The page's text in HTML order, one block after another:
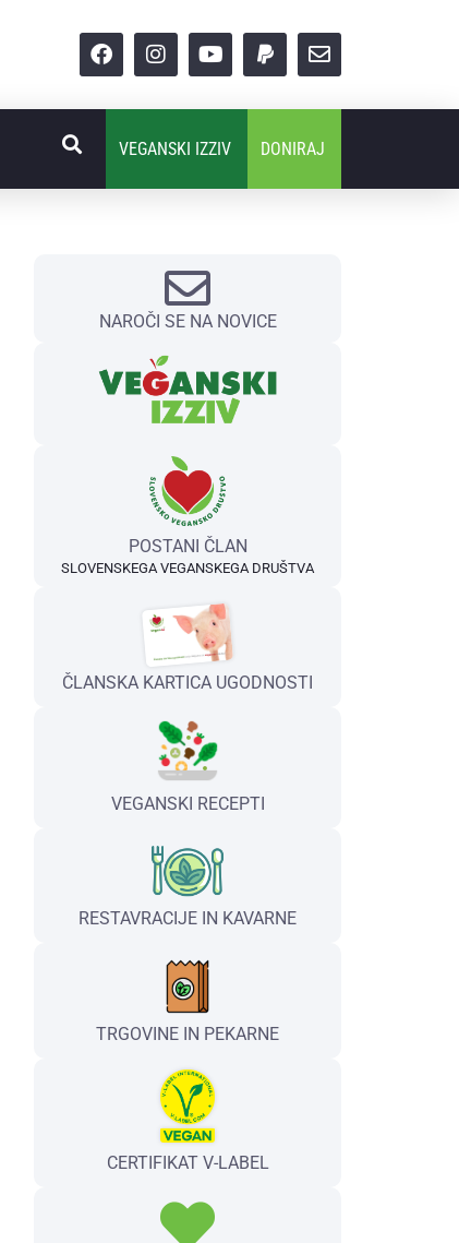
VEGANSKI IZZIV DONIRAJ
NAROČI SE NA NOVICE
POSTANI ČLAN
SLOVENSKEGA VEGANSKEGA DRUŠTVA
ČLANSKA KARTICA UGODNOSTI
VEGANSKI RECEPTI
RESTAVRACIJE IN KAVARNE
TRGOVINE IN PEKARNE
CERTIFIKAT V-LABEL